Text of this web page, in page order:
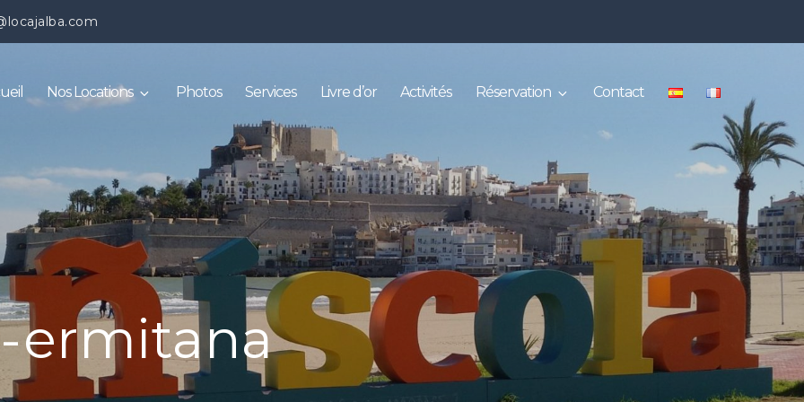
Nos Locations Photos Services Livre d’or Activités Réservation Contact
ermitana